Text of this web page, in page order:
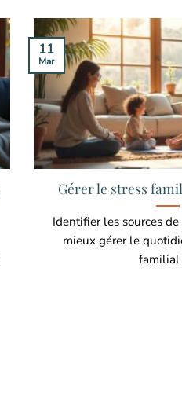
Gérer le stress
Identifier les sources
mieux gérer le
familial
11
Mar